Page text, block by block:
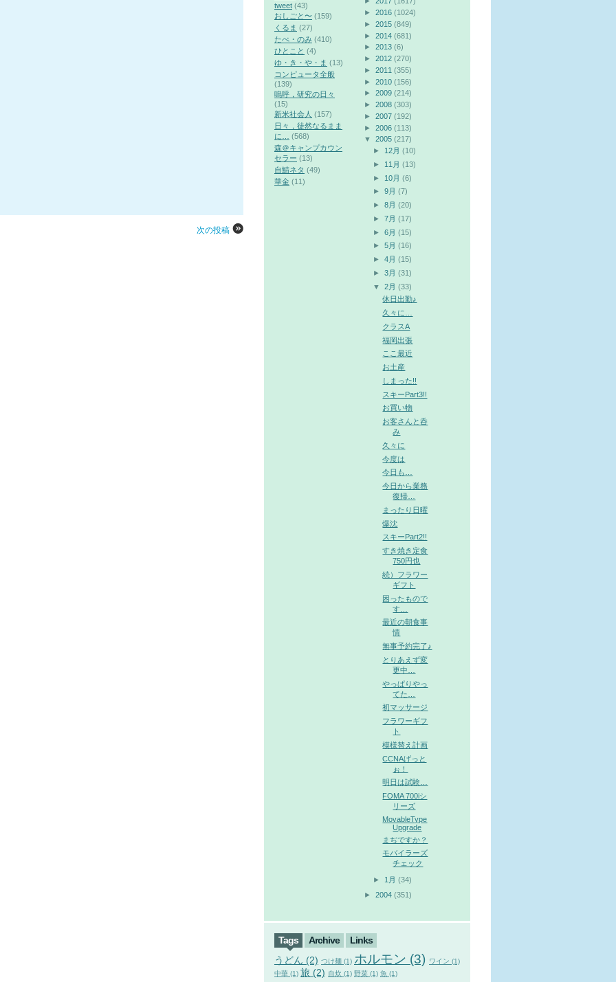
次の投稿
tweet (43)
おしごと〜 (159)
くるま (27)
たべ・のみ (410)
ひとこと (4)
ゆ・き・や・ま (13)
コンピュータ全般
(139)
嗚呼，研究の日々
(15)
新米社会人 (157)
日々，徒然なるまま
に…
(568)
森＠キャンプカウン
セラー (13)
自鯖ネタ (49)
華金 (11)
► 2016 (1024)
► 2015 (849)
► 2014 (681)
► 2013 (6)
► 2012 (270)
► 2011 (355)
► 2010 (156)
► 2009 (214)
► 2008 (303)
► 2007 (192)
► 2006 (113)
▼
2005 (217)
► 12月 (10)
► 11月 (13)
► 10月 (6)
►9月 (7)
►8月 (20)
►7月 (17)
►6月 (15)
►5月 (16)
►4月 (15)
►3月 (31)
▼
2月 (33)
休日出勤♪
久々に…
クラスA
福岡出張
ここ最近
お土産
しまった!!
スキーPart3!!
お買い物
お客さんと呑
み
久々に
今度は
今日も…
今日から業務
復帰…
まったり日曜
爆沈
スキーPart2!!
すき焼き定食
750円也
続）フラワー
ギフト
困ったもので
す…
最近の朝食事
情
無事予約完了♪
とりあえず変
更中…
やっぱりやっ
てた…
初マッサージ
フラワーギフ
ト
模様替え計画
CCNAげっと
ぉ！
明日は試験…
FOMA 700iシ
リーズ
MovableType
Upgrade
まぢですか？
モバイラーズ
チェック
► 1月 (34)
► 2004 (351)
Tags Archive
Links
うどん (2) つけ麺 (1) ホルモン (3)
ワイン (1)
中華 (1) 旅 (2) 自炊 (1) 野菜 (1) 魚 (1)